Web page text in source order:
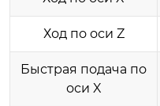
Ход по оси Z
Быстрая подача по
оси X